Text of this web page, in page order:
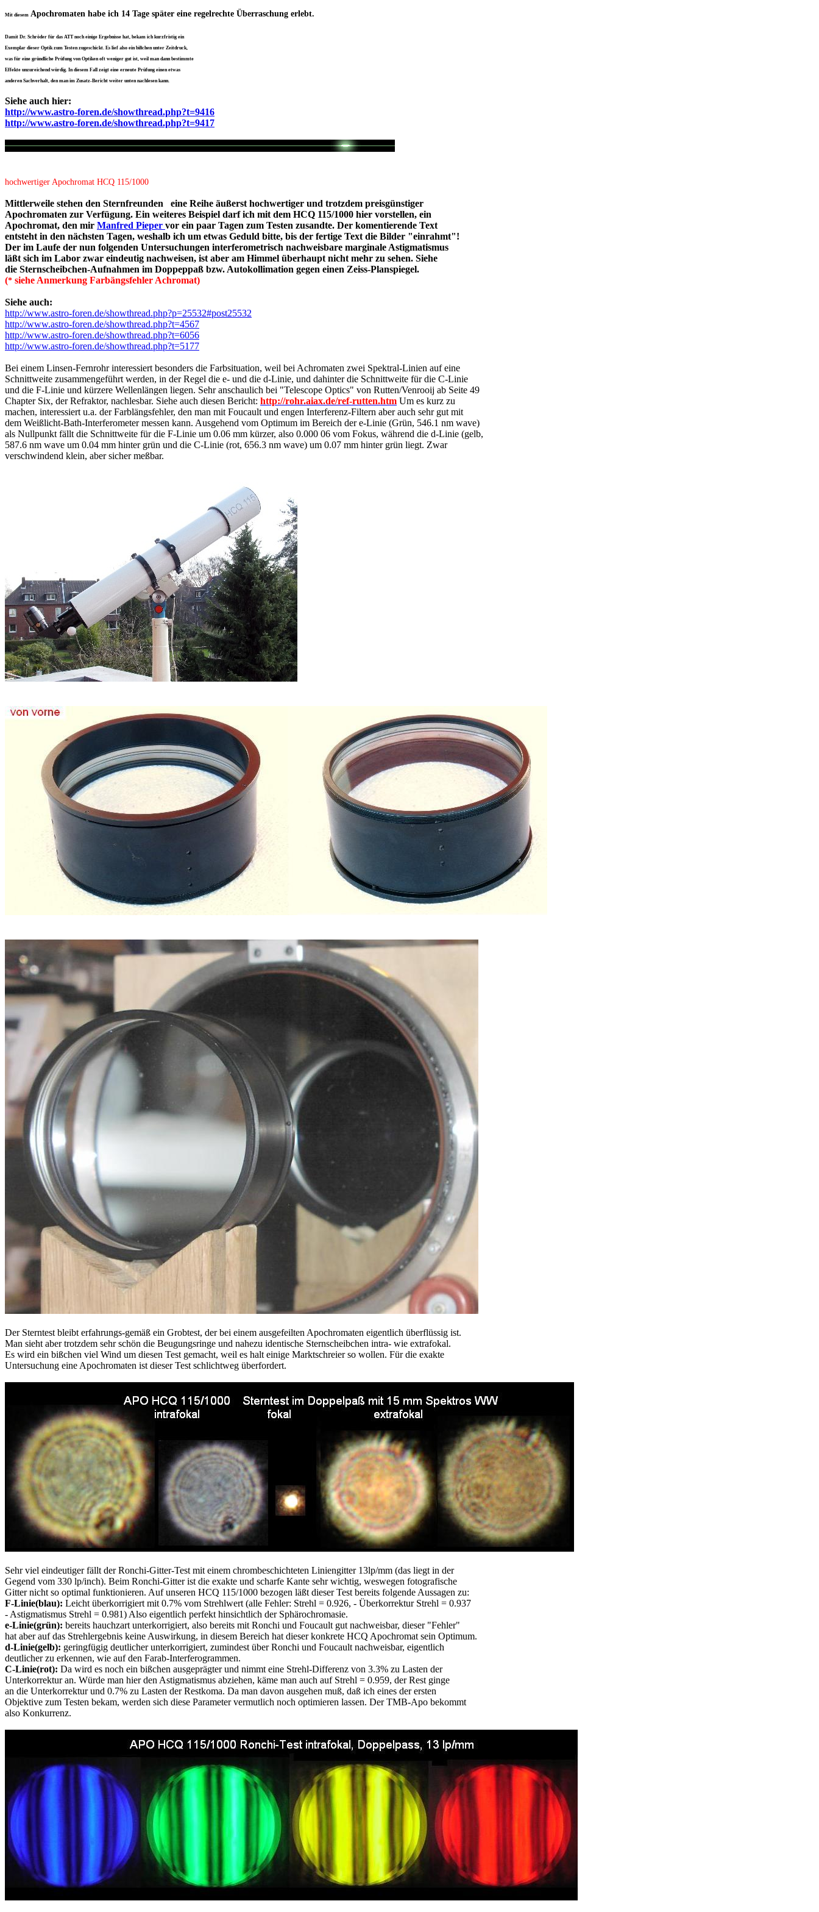
Mit diesem Apochromaten habe ich 14 Tage später eine regelrechte Überraschung erlebt.
Damit Dr. Schröder für das ATT noch einige Ergebnisse hat, bekam ich kurzfristig ein
Exemplar dieser Optik zum Testen zugeschickt. Es lief also ein bißchen unter Zeitdruck,
was für eine gründliche Prüfung von Optiken oft weniger gut ist, weil man dann bestimmte
Effekte unzureichend würdig. In diesem Fall zeigt eine erneute Prüfung einen etwas
anderen Sachverhalt, den man im Zusatz-Bericht weiter unten nachlesen kann.
Siehe auch hier:
http://www.astro-foren.de/showthread.php?t=9416
http://www.astro-foren.de/showthread.php?t=9417
hochwertiger Apochromat HCQ 115/1000
Mittlerweile stehen den Sternfreunden
eine Reihe äußerst hochwertiger und trotzdem preisgünstiger
Apochromaten zur Verfügung. Ein weiteres Beispiel darf ich mit dem HCQ 115/1000 hier vorstellen, ein
Apochromat, den mir Manfred Pieper vor ein paar Tagen zum Testen zusandte. Der komentierende Text
entsteht in den nächsten Tagen, weshalb ich um etwas Geduld bitte, bis der fertige Text die Bilder "einrahmt"!
Der im Laufe der nun folgenden Untersuchungen interferometrisch nachweisbare marginale Astigmatismus
läßt sich im Labor zwar eindeutig nachweisen, ist aber am Himmel überhaupt nicht mehr zu sehen. Siehe
die Sternscheibchen-Aufnahmen im Doppeppaß bzw. Autokollimation gegen einen Zeiss-Planspiegel.
(* siehe Anmerkung Farbängsfehler Achromat)
Siehe auch:
http://www.astro-foren.de/showthread.php?p=25532#post25532
http://www.astro-foren.de/showthread.php?t=4567
http://www.astro-foren.de/showthread.php?t=6056
http://www.astro-foren.de/showthread.php?t=5177
Bei einem Linsen-Fernrohr interessiert besonders die Farbsituation, weil bei Achromaten zwei Spektral-Linien auf eine
Schnittweite zusammengeführt werden, in der Regel die e- und die d-Linie, und dahinter die Schnittweite für die C-Linie
und die F-Linie und kürzere Wellenlängen liegen. Sehr anschaulich bei "Telescope Optics" von Rutten/Venrooij ab Seite 49
Chapter Six, der Refraktor, nachlesbar. Siehe auch diesen Bericht: http://rohr.aiax.de/ref-rutten.htm Um es kurz zu
machen, interessiert u.a. der Farblängsfehler, den man mit Foucault und engen Interferenz-Filtern aber auch sehr gut mit
dem Weißlicht-Bath-Interferometer messen kann. Ausgehend vom Optimum im Bereich der e-Linie (Grün, 546.1 nm wave)
als Nullpunkt fällt die Schnittweite für die F-Linie um 0.06 mm kürzer, also 0.000 06 vom Fokus, während die d-Linie (gelb,
587.6 nm wave um 0.04 mm hinter grün und die C-Linie (rot, 656.3 nm wave) um 0.07 mm hinter grün liegt. Zwar
verschwindend klein, aber sicher meßbar.
Der Sterntest bleibt erfahrungs-gemäß ein Grobtest, der bei einem ausgefeilten Apochromaten eigentlich überflüssig ist.
Man sieht aber trotzdem sehr schön die Beugungsringe und nahezu identische Sternscheibchen intra- wie extrafokal.
Es wird ein bißchen viel Wind um diesen Test gemacht, weil es halt einige Marktschreier so wollen. Für die exakte
Untersuchung eine Apochromaten ist dieser Test schlichtweg überfordert.
Sehr viel eindeutiger fällt der Ronchi-Gitter-Test mit einem chrombeschichteten Liniengitter 13lp/mm (das liegt in der
Gegend vom 330 lp/inch). Beim Ronchi-Gitter ist die exakte und scharfe Kante sehr wichtig, weswegen fotografische
Gitter nicht so optimal funktionieren. Auf unseren HCQ 115/1000 bezogen läßt dieser Test bereits folgende Aussagen zu:
F-Linie(blau): Leicht überkorrigiert mit 0.7% vom Strehlwert (alle Fehler: Strehl = 0.926, - Überkorrektur Strehl = 0.937
- Astigmatismus Strehl = 0.981) Also eigentlich perfekt hinsichtlich der Sphärochromasie.
e-Linie(grün): bereits hauchzart unterkorrigiert, also bereits mit Ronchi und Foucault gut nachweisbar, dieser "Fehler"
hat aber auf das Strehlergebnis keine Auswirkung, in diesem Bereich hat dieser konkrete HCQ Apochromat sein Optimum.
d-Linie(gelb): geringfügig deutlicher unterkorrigiert, zumindest über Ronchi und Foucault nachweisbar, eigentlich
deutlicher zu erkennen, wie auf den Farab-Interferogrammen.
C-Linie(rot): Da wird es noch ein bißchen ausgeprägter und nimmt eine Strehl-Differenz von 3.3% zu Lasten der
Unterkorrektur an. Würde man hier den Astigmatismus abziehen, käme man auch auf Strehl = 0.959, der Rest ginge
an die Unterkorrektur und 0.7% zu Lasten der Restkoma. Da man davon ausgehen muß, daß ich eines der ersten
Objektive zum Testen bekam, werden sich diese Parameter vermutlich noch optimieren lassen. Der TMB-Apo bekommt
also Konkurrenz.